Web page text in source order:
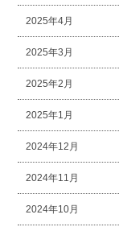
2025年4月
2025年3月
2025年2月
2025年1月
2024年12月
2024年11月
2024年10月